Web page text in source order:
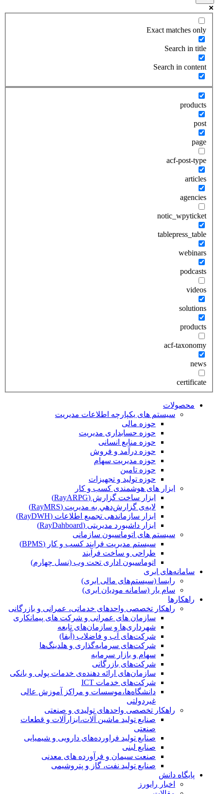
Exact matches only
Search in title
Search in content
products
post
page
acf-post-type
articles
agencies
notic_wpyticket
tablepress_table
webinars
podcasts
videos
solutions
products
acf-taxonomy
news
certificate
محصولات
سیستم های یکپارچه اطلاعات مدیریت
حوزه مالی
حوزه حسابداری مدیریت
حوزه منابع انسانی
حوزه درآمد و فروش
حوزه مدیریت سهام
حوزه تامین
حوزه تولید و تجهیزات
ابزار های هوشمندی کسب و کار
ابزار ساخت گزارش (RayARPG)
لایه‌ی گزارش‌دهي به مديريت (RayMRS)
ابزار سازماندهی تجمیع اطلاعات (RayDWH)
ابزار داشبورد مدیریتی (RayDahboard)
سیستم های اتوماسیون سازمانی
سیستم مدیریت فرایند کسب و کار (BPMS)
طراحی و ساخت فرآیند
اتوماسیون اداری تحت وب (نسل چهارم)
سامانه‌های ابری
رایسا (سیستم‌های مالی ابری)
سام یار (سامانه مودیان ابری)
راهکارها
راهکار تخصصی واحدهای خدماتی، عمرانی و بازرگانی
سازمان های عمرانی و شرکت های پیمانکاری
شهرداری‌ها و سازمان‌های تابعه
شرکت‌های آب و فاضلاب (آبفا)
شرکت‌های سرمایه‌گذاری و هلدینگ‌ها
سهام و بازار سرمایه
شرکت‌های بازرگانی
سازمان‌های ارائه دهنده‌ی خدمات پولی و بانکی
شرکت‌های خدمات ICT
دانشگاه‌ها،موسسات و مراکز آموزش عالی
غیردولتی
راهکار تخصصی واحدهای تولیدی و صنعتی
صنایع توليد ماشين آلات،ابزارآلات و قطعات
صنعتی
صنایع تولید فراورده‌های دارویی و شیمیایی
صنایع لبنی
صنعت سیمان و فرآورده های معدنی
صنایع تولید نفت، گاز و پتروشيمی
پایگاه دانش
اخبار رایورز